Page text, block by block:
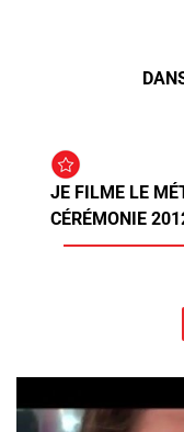
JE FILME LE
CÉRÉMONIE